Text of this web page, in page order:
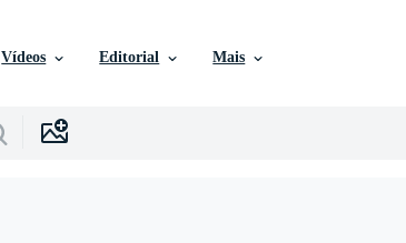
Vídeos Editorial Mais